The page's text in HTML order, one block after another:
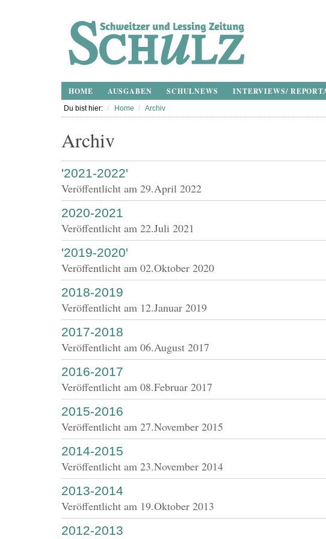
HOME AUSGABEN SCHULNEWS INTERVIEWS/
Du bist hier: Home Archiv
Archiv
'2021-2022'
Veröffentlicht am 29.April 2022
2020-2021
Veröffentlicht am 22.Juli 2021
'2019-2020'
Veröffentlicht am 02.Oktober 2020
2018-2019
Veröffentlicht am 12.Januar 2019
2017-2018
Veröffentlicht am 06.August 2017
2016-2017
Veröffentlicht am 08.Februar 2017
2015-2016
Veröffentlicht am 27.November 2015
2014-2015
Veröffentlicht am 23.November 2014
2013-2014
Veröffentlicht am 19.Oktober 2013
2012-2013